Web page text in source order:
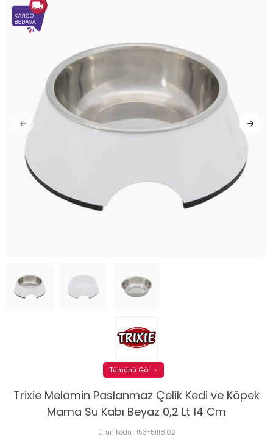
Trixie Melamin Paslanmaz Çelik Kedi ve Köpek
Mama Su Kabı Beyaz 0,2 Lt 14 Cm
Ürün Kodu :153-51118.02
Tümünü Gör